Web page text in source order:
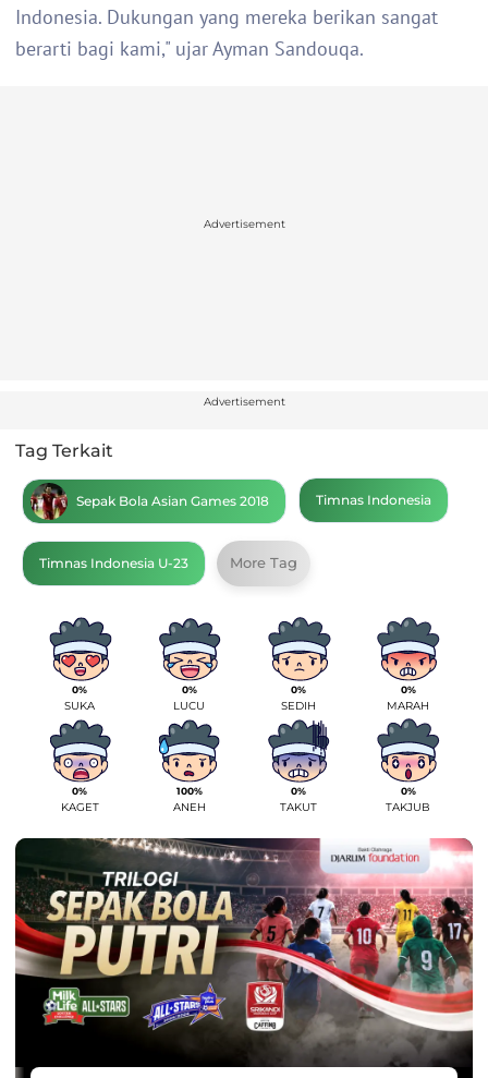
Indonesia. Dukungan yang mereka berikan sangat
berarti bagi kami," ujar Ayman Sandouqa.
Advertisement
Advertisement
Tag Terkait
Sepak Bola Asian Games 2018 Timnas Indonesia
Timnas Indonesia U-23 More Tag
0%
SUKA
0%
LUCU
0%
SEDIH
0%
MARAH
0%
KAGET
100%
ANEH
0%
TAKUT
0%
TAKJUB